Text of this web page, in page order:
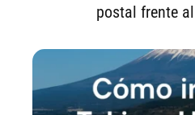
postal frente